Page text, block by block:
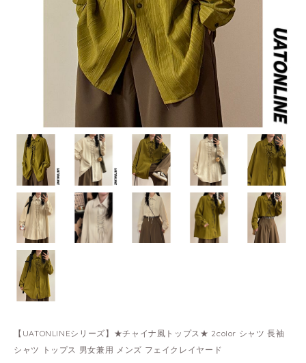
【UATONLINEシリーズ】★チャイナ風トップス★ 2color シャツ 長袖
シャツ トップス 男女兼用 メンズ フェイクレイヤード